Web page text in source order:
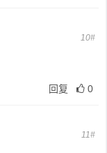
10#
回复 0
11#